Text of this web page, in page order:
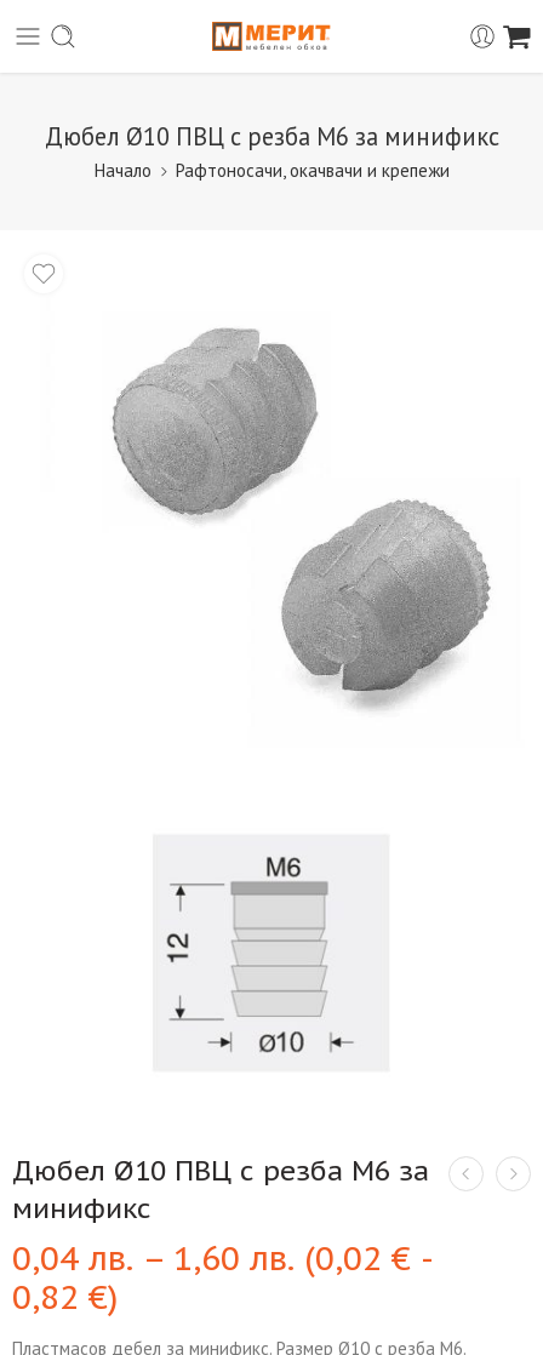
Дюбел Ø10 ПВЦ с резба М6 за минификс
Начало Рафтоносачи, окачвачи и крепежи
Дюбел Ø10 ПВЦ с резба М6 за
минификс
0,04лв. – 1,60лв. (0,02€ -
0,82€)
Пластмасов дебел за минификс. Размер Ø10 с резба М6.